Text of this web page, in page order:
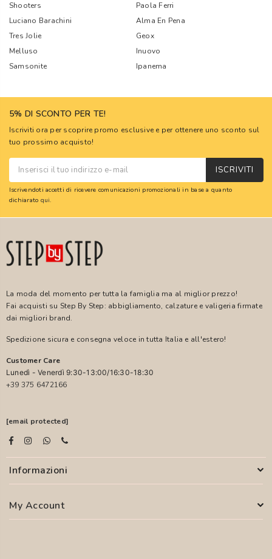
Shooters
Paola Ferri
Luciano Barachini
Alma En Pena
Tres Jolie
Geox
Melluso
Inuovo
Samsonite
Ipanema
5% DI SCONTO PER TE!
Iscriviti ora per scoprire promo esclusive e per ottenere uno sconto sul
tuo prossimo acquisto!
ISCRIVITI
Iscrivendoti accetti di ricevere comunicazioni promozionali in base a quanto
dichiarato qui.
La moda del momento per tutta la famiglia ma al miglior prezzo!
Fai acquisti su Step By Step: abbigliamento, calzature e valigeria firmate
dai migliori brand.
Spedizione sicura e consegna veloce in tutta Italia e all'estero!
Customer Care
Lunedì - Venerdì 9:30-13:00/16:30-18:30
+39 375 6472166
[email protected]
Informazioni
My Account